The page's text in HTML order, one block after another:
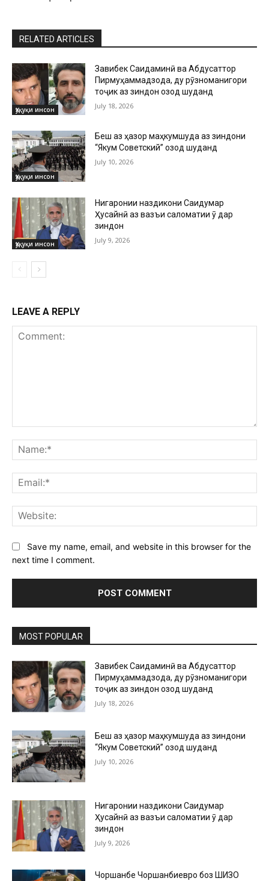
RELATED ARTICLES
Ҳуқуқи инсон
Завқибек Саидаминӣ ва Абдусаттор
Пирмуҳаммадзода, ду рӯзноманигори
тоҷик аз зиндон озод шуданд
July 18, 2026
Ҳуқуқи инсон
Беш аз ҳазор маҳкумшуда аз зиндони
“Якум Советский” озод шуданд
July 10, 2026
Ҳуқуқи инсон
Нигаронии наздикони Саидумар
Ҳусайнӣ аз вазъи саломатии ӯ дар
зиндон
July 9, 2026
LEAVE A REPLY
Save my name, email, and website in this browser for the
next time I comment.
MOST POPULAR
Завқибек Саидаминӣ ва Абдусаттор
Пирмуҳаммадзода, ду рӯзноманигори
тоҷик аз зиндон озод шуданд
July 18, 2026
Беш аз ҳазор маҳкумшуда аз зиндони
“Якум Советский” озод шуданд
July 10, 2026
Нигаронии наздикони Саидумар
Ҳусайнӣ аз вазъи саломатии ӯ дар
зиндон
July 9, 2026
Чоршанбе Чоршанбиевро боз ШИЗО